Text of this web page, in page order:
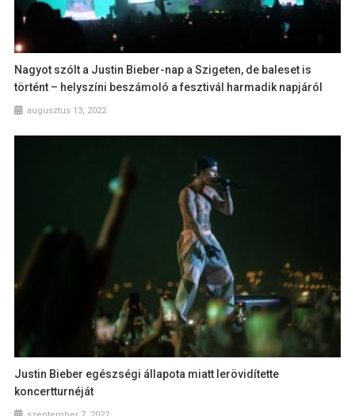
Nagyot szólt a Justin Bieber-nap a Szigeten, de baleset is
történt – helyszíni beszámoló a fesztivál harmadik napjáról
augusztus 13, 2022
Justin Bieber egészségi állapota miatt lerövidítette
koncertturnéját